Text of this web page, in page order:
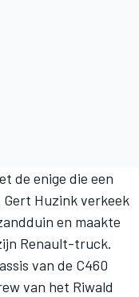
de enige die een
Huzink verkeek
en maakte
Renault-truck.
van de C460
van het Riwald